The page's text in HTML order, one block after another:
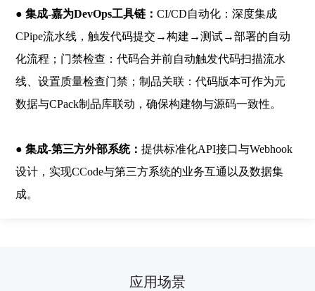
● 集成-嘉为DevOps工具链：CI/CD自动化：深度集成
CPipe流水线，触发代码提交→构建→测试→部署的自动
化流程；门禁检查：代码合并前自动触发代码扫描流水
线、设置质量检查门禁；制品关联：代码版本可作为元
数据与CPack制品库联动，确保构建物与源码一致性。
● 集成-第三方外部系统：提供标准化API接口与Webhook
设计，实现CCode与第三方系统的业务互通以及数据集
成。
应用场景